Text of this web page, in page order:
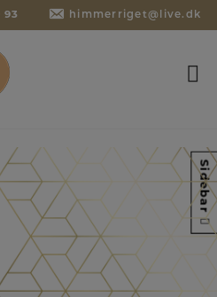
93 himmerriget@live.dk
Sidebar